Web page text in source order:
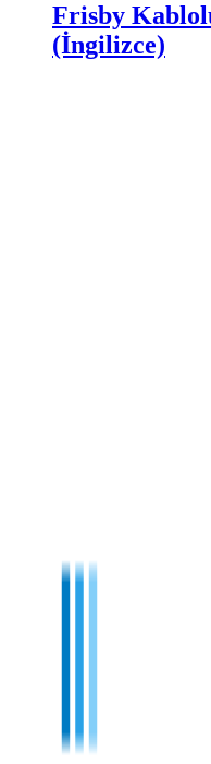
Frisby
(İngilizce)